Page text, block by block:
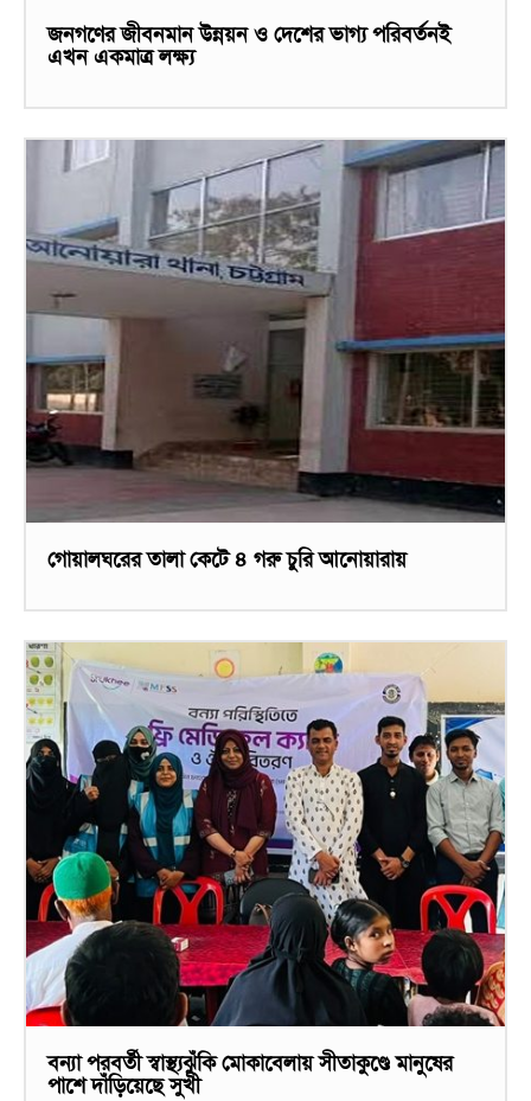
জনগণের জীবনমান উন্নয়ন ও দেশের ভাগ্য পরিবর্তনই
এখন একমাত্র লক্ষ্য
গোয়ালঘরের তালা কেটে ৪ গরু চুরি আনোয়ারায়
বন্যা পরবর্তী স্বাস্থ্যঝুঁকি মোকাবেলায় সীতাকুণ্ডে মানুষের
পাশে দাঁড়িয়েছে সুখী